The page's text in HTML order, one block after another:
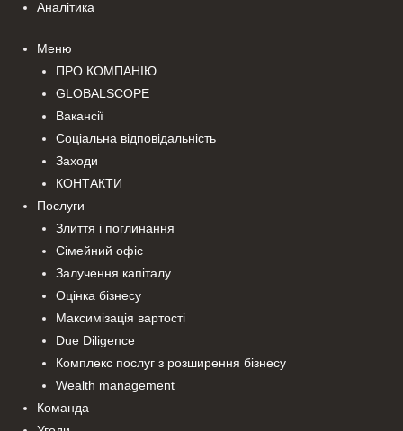
Аналітика
Меню
ПРО КОМПАНІЮ
GLOBALSCOPE
Вакансії
Соціальна відповідальність
Заходи
КОНТАКТИ
Послуги
Злиття і поглинання
Сімейний офіс
Залучення капіталу
Оцінка бізнесу
Максимізація вартості
Due Diligence
Комплекс послуг з розширення бізнесу
Wealth management
Команда